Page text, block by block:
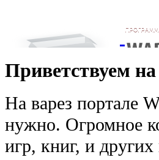
Приветствуем
На варез портале
нужно. Огромное
игр, книг, и